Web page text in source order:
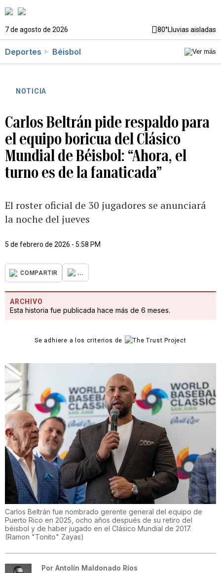
7 de agosto de 2026 80°Lluvias aisladas
Deportes Béisbol
NOTICIA
Carlos Beltrán pide respaldo para
el equipo boricua del Clásico
Mundial de Béisbol: “Ahora, el
turno es de la fanaticada”
El roster oficial de 30 jugadores se anunciará
la noche del jueves
5 de febrero de 2026 - 5:58 PM
COMPARTIR ...
ARCHIVO
Esta historia fue publicada hace más de 6 meses.
Se adhiere a los criterios de
Carlos Beltrán fue nombrado gerente general del equipo de
Puerto Rico en 2025, ocho años después de su retiro del
béisbol y de haber jugado en el Clásico Mundial de 2017.
(Ramon "Tonito" Zayas)
Por Antolín Maldonado Ríos